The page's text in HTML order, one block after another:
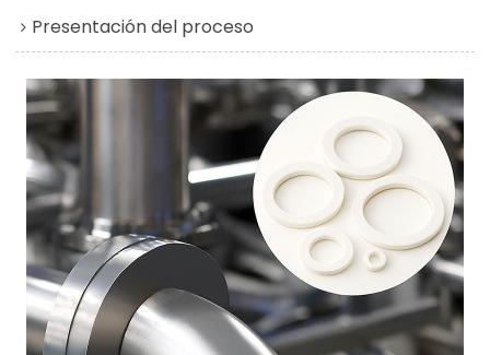
Presentación del proceso